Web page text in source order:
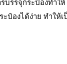
บรรจุกระป๋องทำ
ป๋องได้ง่าย ทำใ